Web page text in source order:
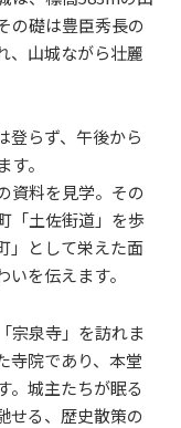
の礎は豊臣秀長の
、山城ながら壮麗
登らず、午後から
。
資料を見学。その
「土佐街道」を歩
」として栄えた面
を伝えます。
宗泉寺」を訪れま
寺院であり、本堂
。城主たちが眠る
せる、歴史散策の